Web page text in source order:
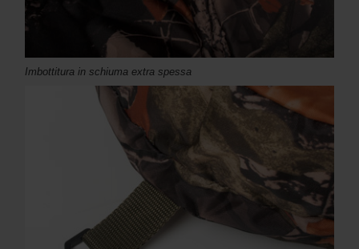
Imbottitura in schiuma extra spessa